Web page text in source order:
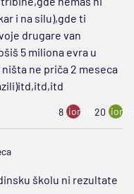
i na silu),gde ti
drugare van
5 miliona evra u
ne priča 2 meseca
8 ion:minus
20
školu ni rezultate